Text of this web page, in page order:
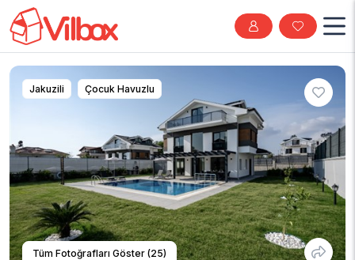
Tüm Fotoğrafları Göster (25)
Jakuzili Çocuk Havuzlu